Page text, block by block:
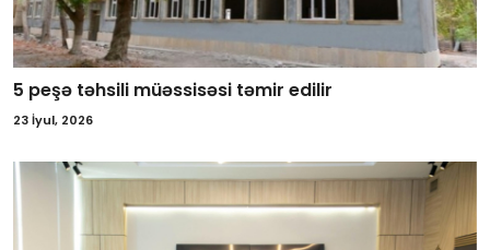
5 peşə təhsili müəssisəsi təmir edilir
23 İyul, 2026